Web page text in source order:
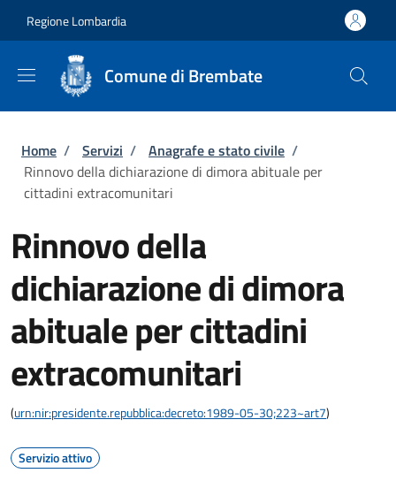
Regione Lombardia
Comune di Brembate
Briciole di pane
Home / Servizi / Anagrafe e stato civile /
Rinnovo della dichiarazione di dimora abituale per
cittadini extracomunitari
Rinnovo della
dichiarazione di dimora
abituale per cittadini
extracomunitari
(urn:nir:presidente.repubblica:decreto:1989-05-30;223~art7)
Servizio attivo